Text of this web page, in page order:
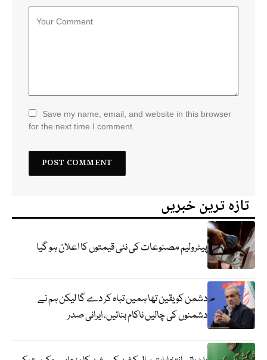
Save my name, email, and website in this browser
for the next time I comment.
تازہ ترین خبریں
پیٹرولیم مصنوعات کی نئی قیمتوں کا اعلان ہو گیا
دشمن کو یقین تھا ہمیں تباہ کر دے گا لیکن ہم نے
دشمنوں کی چالیں ناکام بنائیں، ایرانی صدر